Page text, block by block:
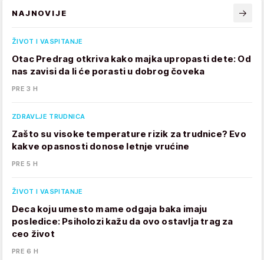
NAJNOVIJE
ŽIVOT I VASPITANJE
Otac Predrag otkriva kako majka upropasti dete: Od
nas zavisi da li će porasti u dobrog čoveka
PRE 3 H
ZDRAVLJE TRUDNICA
Zašto su visoke temperature rizik za trudnice? Evo
kakve opasnosti donose letnje vrućine
PRE 5 H
ŽIVOT I VASPITANJE
Deca koju umesto mame odgaja baka imaju
posledice: Psiholozi kažu da ovo ostavlja trag za
ceo život
PRE 6 H